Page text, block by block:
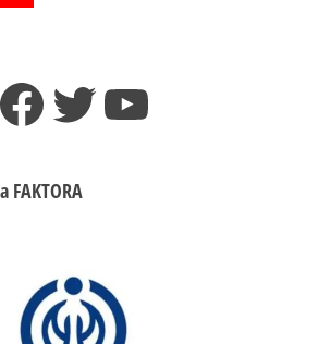
Facebook
TwitterYouTube
FAKTORA